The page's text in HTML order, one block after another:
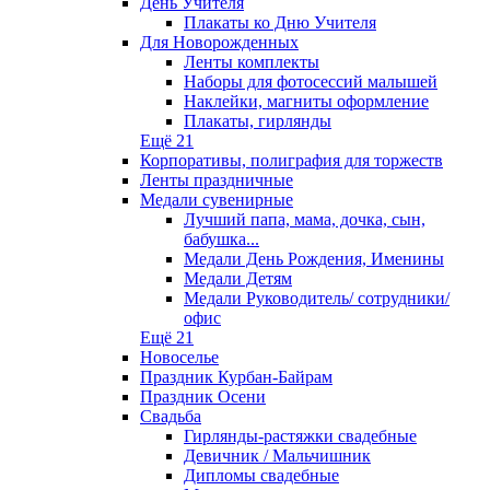
Плакаты ко Дню Учителя
Для Новорожденных
Ленты комплекты
Наборы для фотосессий малышей
Наклейки, магниты оформление
Плакаты, гирлянды
Ещё 21
Корпоративы, полиграфия для торжеств
Ленты праздничные
Медали сувенирные
Лучший папа, мама, дочка, сын,
бабушка...
Медали День Рождения, Именины
Медали Детям
Медали Руководитель/ сотрудники/
офис
Ещё 21
Новоселье
Праздник Курбан-Байрам
Праздник Осени
Свадьба
Гирлянды-растяжки свадебные
Девичник / Мальчишник
Дипломы свадебные